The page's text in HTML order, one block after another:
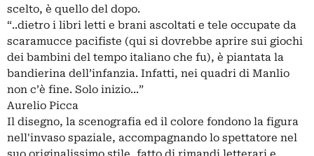
scelto, è quello del dopo.
“..dietro i libri letti e brani ascoltati e tele occupate da
scaramucce pacifiste (qui si dovrebbe aprire sui giochi
dei bambini del tempo italiano che fu), è piantata la
bandierina dell’infanzia. Infatti, nei quadri di Manlio
non c’è fine. Solo inizio...”
Aurelio Picca
Il disegno, la scenografia ed il colore fondono la figura
nell'invaso spaziale, accompagnando lo spettatore nel